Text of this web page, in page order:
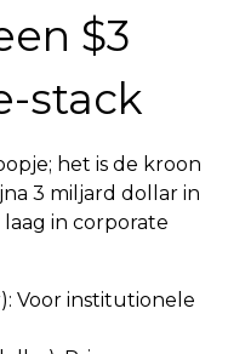
$3
stack
het is de kroon
3 miljard dollar in
in corporate
Voor institutionele